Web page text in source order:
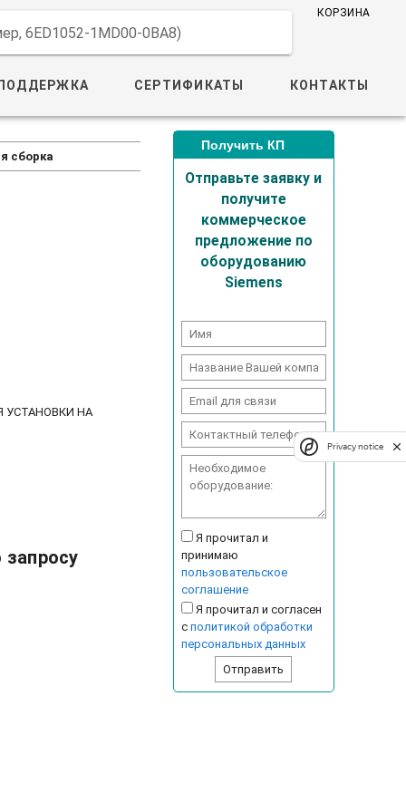
6ED1052-1MD00-0BA8)
КОРЗИНА
СЕРТИФИКАТЫ КОНТАКТЫ
сборка
УСТАНОВКИ НА
запросу
Получить КП
Отправьте заявку и
получите
коммерческое
предложение по
оборудованию
Siemens
Я прочитал и
принимаю
пользовательское
соглашение
Я прочитал и согласен
с политикой обработки
персональных данных
Privacy notice